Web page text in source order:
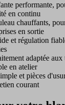
performante,
en continu
chauffants,
en sortie
et régulation
adaptée
en atelier
et pièces
courant